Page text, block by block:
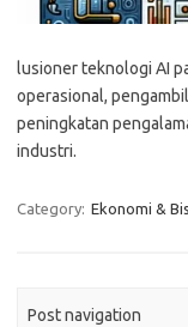
lusioner teknologi AI
operasional,
peningkatan
industri.
Category: Ekonomi &
Post navigation